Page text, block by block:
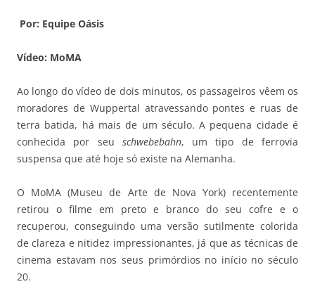
Por: Equipe Oásis
Vídeo: MoMA
Ao longo do vídeo de dois minutos, os passageiros vêem os
moradores de Wuppertal atravessando pontes e ruas de
terra batida, há mais de um século. A pequena cidade é
conhecida por seu schwebebahn, um tipo de ferrovia
suspensa que até hoje só existe na Alemanha.
O MoMA (Museu de Arte de Nova York) recentemente
retirou o filme em preto e branco do seu cofre e o
recuperou, conseguindo uma versão sutilmente colorida
de clareza e nitidez impressionantes, já que as técnicas de
cinema estavam nos seus primórdios no início no século
20.